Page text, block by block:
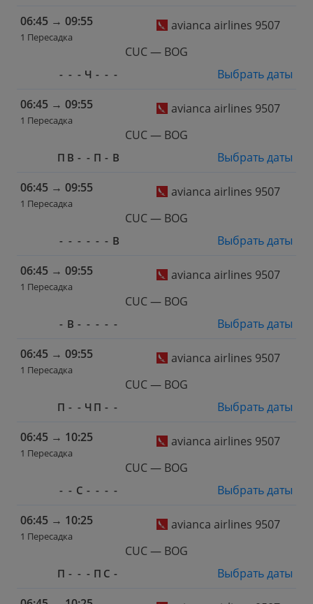
06:45 → 09:55
1 Пересадка
avianca airlines 9507
CUC — BOG
- - - Ч - - -
Выбрать даты
06:45 → 09:55
1 Пересадка
avianca airlines 9507
CUC — BOG
П В - - П - В
Выбрать даты
06:45 → 09:55
1 Пересадка
avianca airlines 9507
CUC — BOG
- - - - - - В
Выбрать даты
06:45 → 09:55
1 Пересадка
avianca airlines 9507
CUC — BOG
- В - - - - -
Выбрать даты
06:45 → 09:55
1 Пересадка
avianca airlines 9507
CUC — BOG
П - - Ч П - -
Выбрать даты
06:45 → 10:25
1 Пересадка
avianca airlines 9507
CUC — BOG
- - С - - - -
Выбрать даты
06:45 → 10:25
1 Пересадка
avianca airlines 9507
CUC — BOG
П - - - П С -
Выбрать даты